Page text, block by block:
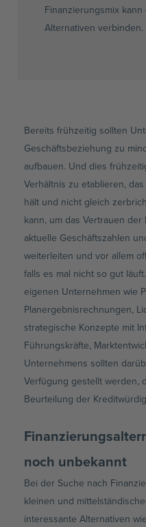
Finanzierungsmix
Alternativen verbinden.
Bereits frühzeitig sollten
Geschäftsbeziehung zu
aufbauen. Und dies
Verhältnis zu etablieren,
hält und nicht gleich
kann, um das Vertrauen
aktuelle Geschäftszahlen
weiterleiten und vor allem
falls es mal nicht so gut
eigenen Unternehmen wie
Planergebnisrechnungen,
strategische Konzepte mit
Führungskräfte,
Unternehmens sollten
Verfügung gestellt werden,
Beurteilung der
noch unbekannt
Bei der Suche nach
kleinen und
interessante Alternativen